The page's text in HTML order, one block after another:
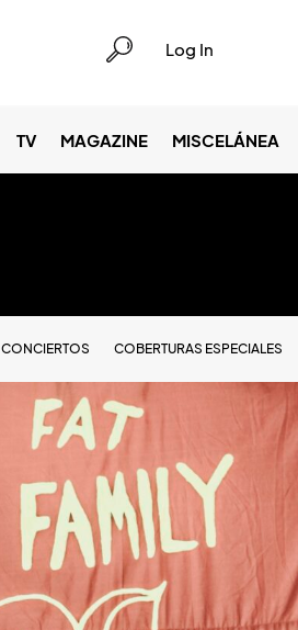
Log In
TV MAGAZINE MISCELÁNEA
CONCIERTOS COBERTURAS ESPECIALES